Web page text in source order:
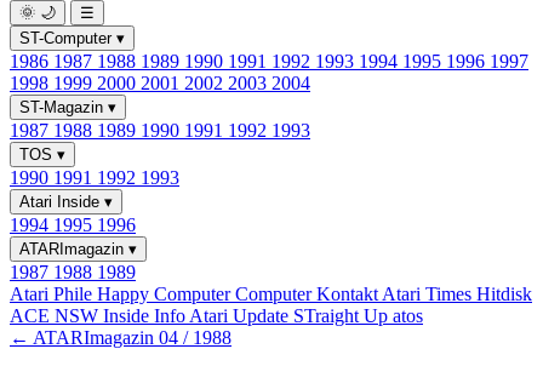
🌞 🌙
☰
ST-Computer ▾
1986 1987 1988 1989 1990 1991 1992 1993 1994 1995 1996 1997
1998 1999 2000 2001 2002 2003 2004
ST-Magazin ▾
1987 1988 1989 1990 1991 1992 1993
TOS ▾
1990 1991 1992 1993
Atari Inside ▾
1994 1995 1996
ATARImagazin ▾
1987 1988 1989
Atari Phile Happy ComputerComputer Kontakt Atari Times Hitdisk
ACE NSW Inside Info Atari Update STraight Up atos
← ATARImagazin 04 / 1988